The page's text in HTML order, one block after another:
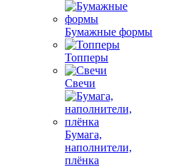
Бумажные формы
Топперы
Свечи
Бумага,
наполнители,
плёнка